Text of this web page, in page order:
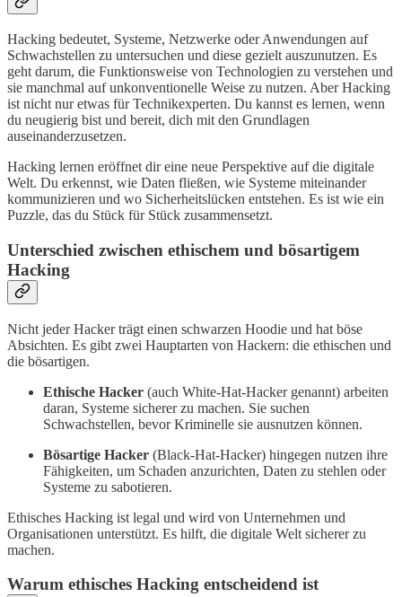
Hacking bedeutet, Systeme, Netzwerke oder Anwendungen auf
Schwachstellen zu untersuchen und diese gezielt auszunutzen. Es
geht darum, die Funktionsweise von Technologien zu verstehen und
sie manchmal auf unkonventionelle Weise zu nutzen. Aber Hacking
ist nicht nur etwas für Technikexperten. Du kannst es lernen, wenn
du neugierig bist und bereit, dich mit den Grundlagen
auseinanderzusetzen.
Hacking lernen eröffnet dir eine neue Perspektive auf die digitale
Welt. Du erkennst, wie Daten fließen, wie Systeme miteinander
kommunizieren und wo Sicherheitslücken entstehen. Es ist wie ein
Puzzle, das du Stück für Stück zusammensetzt.
Unterschied zwischen ethischem und bösartigem
Hacking
Nicht jeder Hacker trägt einen schwarzen Hoodie und hat böse
Absichten. Es gibt zwei Hauptarten von Hackern: die ethischen und
die bösartigen.
Ethische Hacker (auch White-Hat-Hacker genannt) arbeiten
daran, Systeme sicherer zu machen. Sie suchen
Schwachstellen, bevor Kriminelle sie ausnutzen können.
Bösartige Hacker (Black-Hat-Hacker) hingegen nutzen ihre
Fähigkeiten, um Schaden anzurichten, Daten zu stehlen oder
Systeme zu sabotieren.
Ethisches Hacking ist legal und wird von Unternehmen und
Organisationen unterstützt. Es hilft, die digitale Welt sicherer zu
machen.
Warum ethisches Hacking entscheidend ist